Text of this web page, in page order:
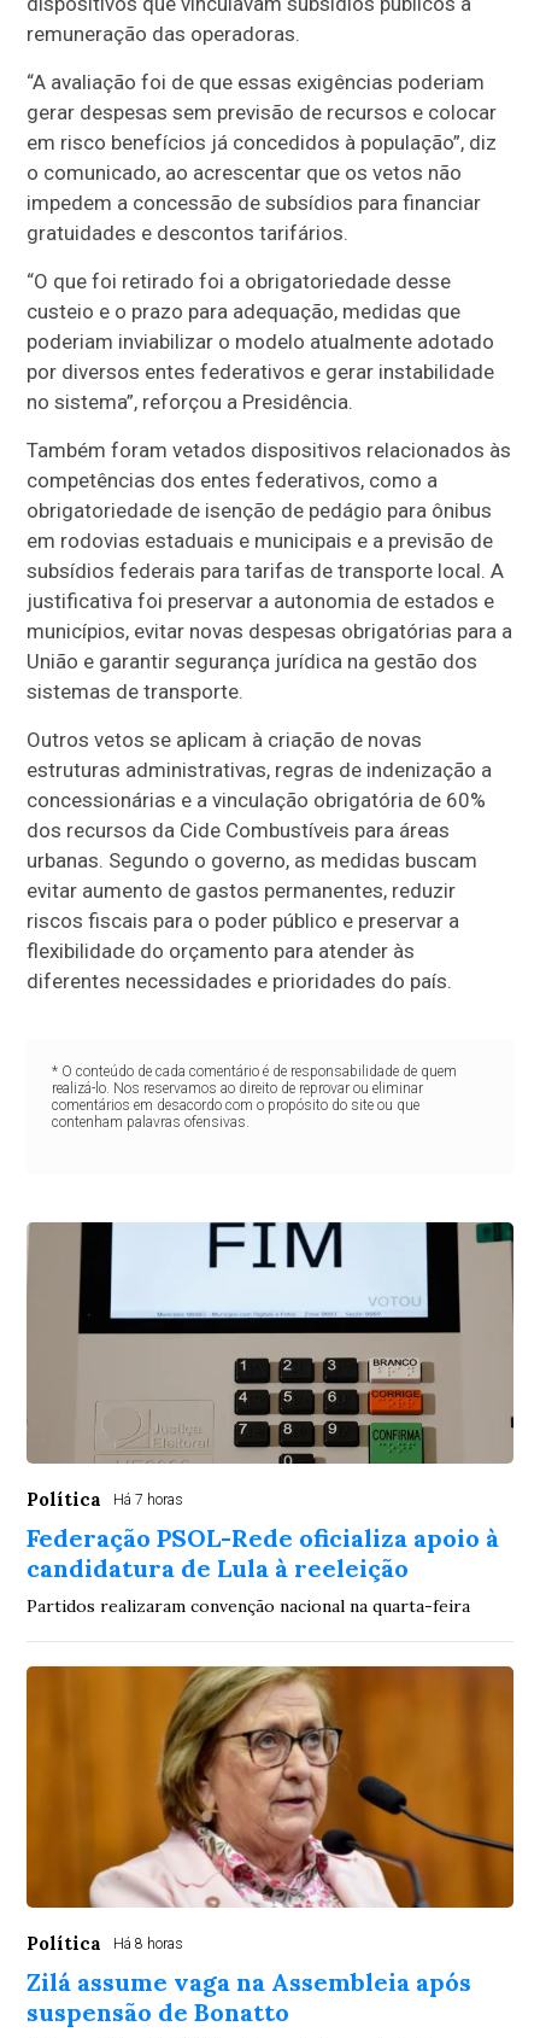
remuneração das operadoras.
“A avaliação foi de que essas exigências poderiam
gerar despesas sem previsão de recursos e colocar
em risco benefícios já concedidos à população”, diz
o comunicado, ao acrescentar que os vetos não
impedem a concessão de subsídios para financiar
gratuidades e descontos tarifários.
“O que foi retirado foi a obrigatoriedade desse
custeio e o prazo para adequação, medidas que
poderiam inviabilizar o modelo atualmente adotado
por diversos entes federativos e gerar instabilidade
no sistema”, reforçou a Presidência.
Também foram vetados dispositivos relacionados às
competências dos entes federativos, como a
obrigatoriedade de isenção de pedágio para ônibus
em rodovias estaduais e municipais e a previsão de
subsídios federais para tarifas de transporte local. A
justificativa foi preservar a autonomia de estados e
municípios, evitar novas despesas obrigatórias para a
União e garantir segurança jurídica na gestão dos
sistemas de transporte.
Outros vetos se aplicam à criação de novas
estruturas administrativas, regras de indenização a
concessionárias e a vinculação obrigatória de 60%
dos recursos da Cide Combustíveis para áreas
urbanas. Segundo o governo, as medidas buscam
evitar aumento de gastos permanentes, reduzir
riscos fiscais para o poder público e preservar a
flexibilidade do orçamento para atender às
diferentes necessidades e prioridades do país.
* O conteúdo de cada comentário é de responsabilidade de quem
realizá-lo. Nos reservamos ao direito de reprovar ou eliminar
comentários em desacordo com o propósito do site ou que
contenham palavras ofensivas.
Política Há 7 horas
Federação PSOL-Rede oficializa apoio à
candidatura de Lula à reeleição
Partidos realizaram convenção nacional na quarta-feira
Política Há 8 horas
Zilá assume vaga na Assembleia após
suspensão de Bonatto